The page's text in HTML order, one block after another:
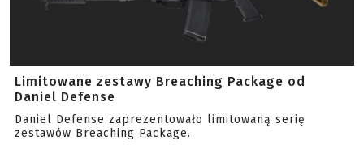
Limitowane zestawy Breaching Package od
Daniel Defense
Daniel Defense zaprezentowało limitowaną serię
zestawów Breaching Package.